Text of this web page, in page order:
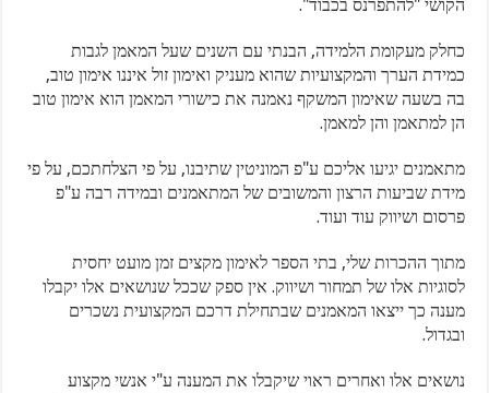
הקושי "להתפרנס בכבוד".
כחלק מעקומת הלמידה, הבנתי עם השנים שעל המאמן לגבות
כמידת הערך והמקצועיות שהוא מעניק ואימון זול איננו אימון טוב,
בה בשעה שאימון המשקף נאמנה את כישורי המאמן הוא אימון טוב
הן למתאמן והן למאמן.
מתאמנים יגיעו אליכם ע"פ המוניטין שתיבנו, על פי הצלחתכם, על פי
מידת שביעות הרצון והמשובים של המתאמנים ובמידה רבה ע"פ
פרסום ושיווק עוד ועוד.
מתוך ההכרות שלי, בתי הספר לאימון מקצים זמן מועט יחסית
לסוגיות אלו של תמחור ושיווק. אין ספק שככל שנושאים אלו יקבלו
מענה כך ייצאו המאמנים שבתחילת דרכם המקצועית נשכרים
ובגדול.
נושאים אלו ואחרים ראוי שיקבלו את המענה ע"י אנשי מקצוע